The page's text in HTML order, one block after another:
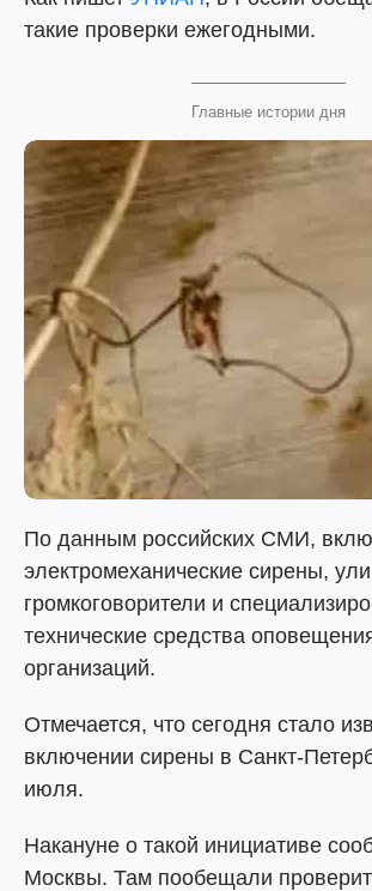
такие проверки ежегодными.
Главные истории дня
По данным российских СМИ,
электромеханические сирены,
громкоговорители и
технические средства
организаций.
Отмечается, что сегодня стало
включении сирены в Санкт-
июля.
Накануне о такой инициативе
Москвы. Там пообещали